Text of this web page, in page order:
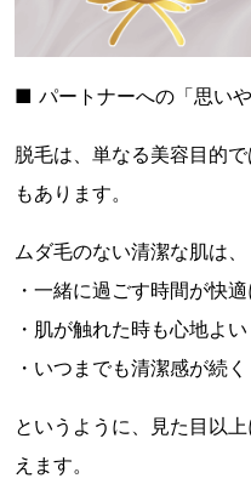
■ パートナーへの「思い
脱毛は、単なる美容目的
もあります。
ムダ毛のない清潔な肌は、
・一緒に過ごす時間が快
・肌が触れた時も心地よい
・いつまでも清潔感が続く
というように、見た目以
えます。